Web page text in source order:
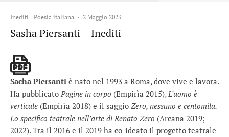
Inediti Poesia italiana · 2 Maggio 2023
Sasha Piersanti – Inediti
Sacha Piersanti è nato nel 1993 a Roma, dove vive e lavora.
Ha pubblicato Pagine in corpo (Empirìa 2015),L’uomo è
verticale (Empirìa 2018) e il saggio Zero, nessuno e centomila.
Lo specifico teatrale nell’arte di Renato Zero (Arcana 2019;
2022). Tra il 2016 e il 2019 ha co-ideato il progetto teatrale